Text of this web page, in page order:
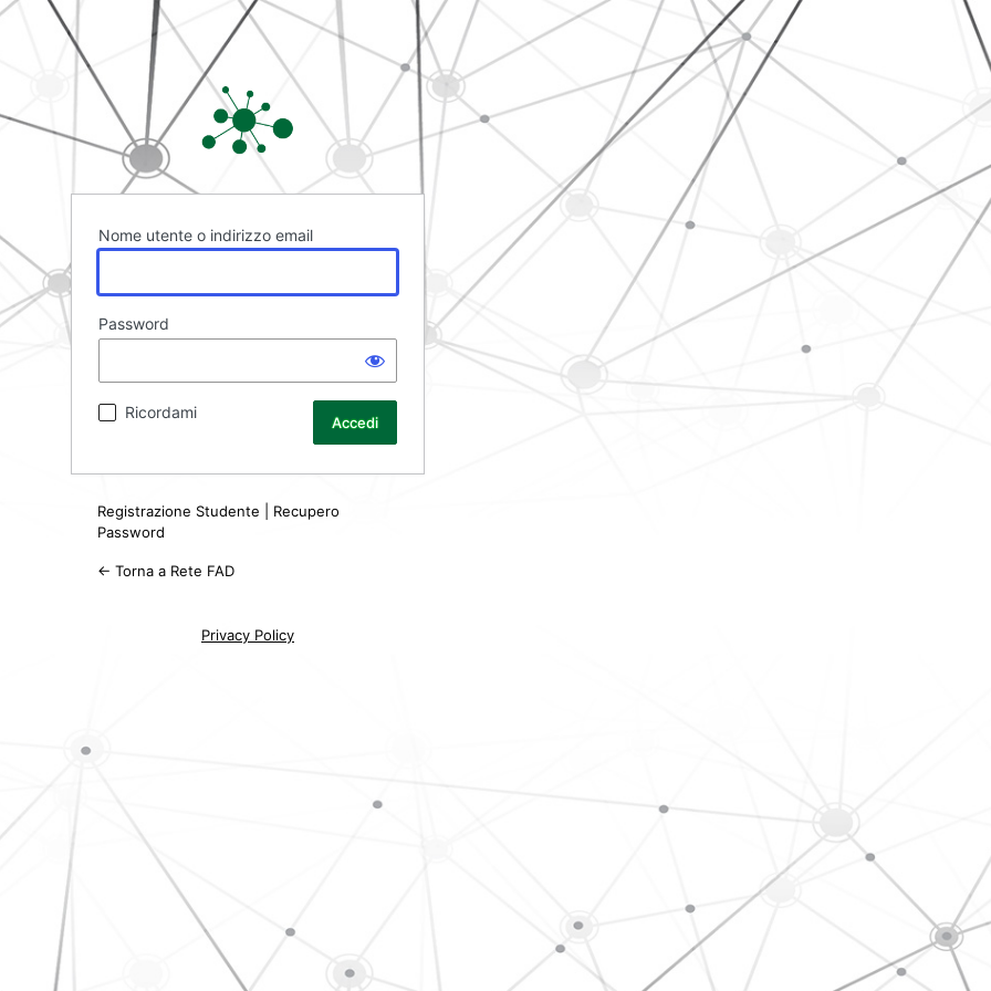
Rete FAD
Nome utente o indirizzo email
Password
Ricordami
Registrazione Studente
Recupero
Password
← Torna a Rete FAD
Privacy Policy